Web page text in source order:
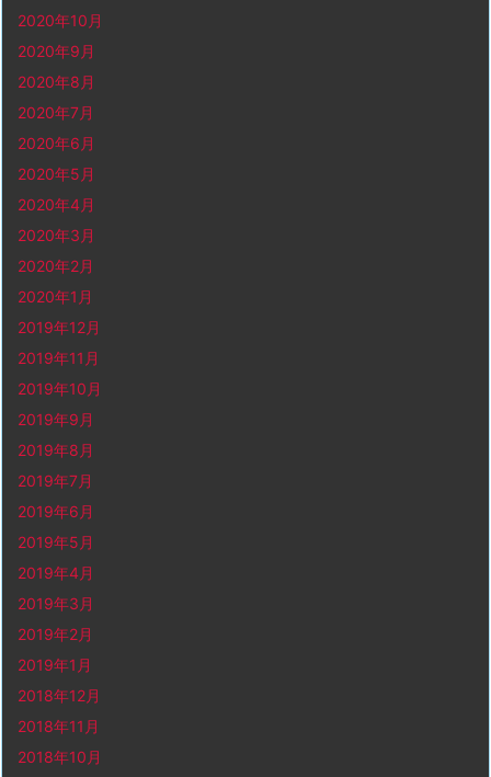
2020年10月
2020年9月
2020年8月
2020年7月
2020年6月
2020年5月
2020年4月
2020年3月
2020年2月
2020年1月
2019年12月
2019年11月
2019年10月
2019年9月
2019年8月
2019年7月
2019年6月
2019年5月
2019年4月
2019年3月
2019年2月
2019年1月
2018年12月
2018年11月
2018年10月